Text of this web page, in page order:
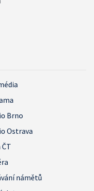
Brno
Ostrava
ČT
námětů